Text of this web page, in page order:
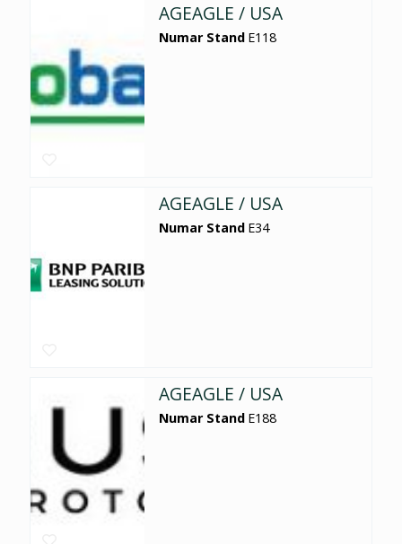
AGEAGLE / USA
Numar Stand E118
AGEAGLE / USA
Numar Stand E34
AGEAGLE / USA
Numar Stand E188